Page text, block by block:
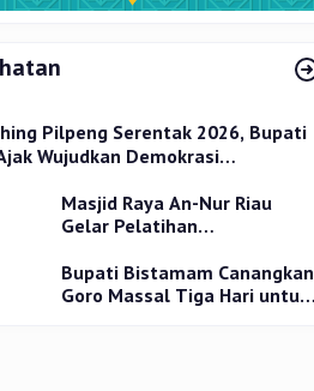
Pilpeng Serentak 2026, Bupati
Wujudkan Demokrasi
Masjid Raya An-Nur Riau
Gelar Pelatihan
Langsung Praktik dan Gratis
Bupati Bistamam Canangkan
Goro Massal Tiga Hari untuk